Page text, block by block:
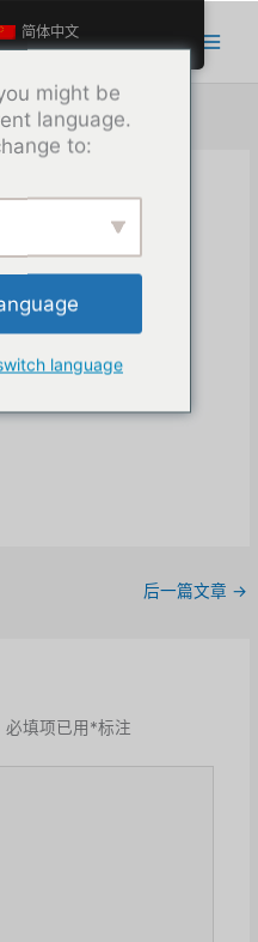
论。
后一篇文章 →
必填项已用 *标注
简体中文
might be
language.
to:
language